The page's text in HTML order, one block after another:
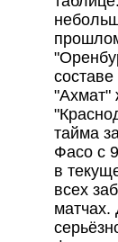
"Ахмат"
тайма
Фасо с
в
всех
матчах.